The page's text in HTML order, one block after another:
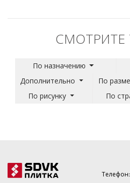
СМОТРИТЕ
По назначению
Дополнительно
По
По рисунку
По
Телефон: